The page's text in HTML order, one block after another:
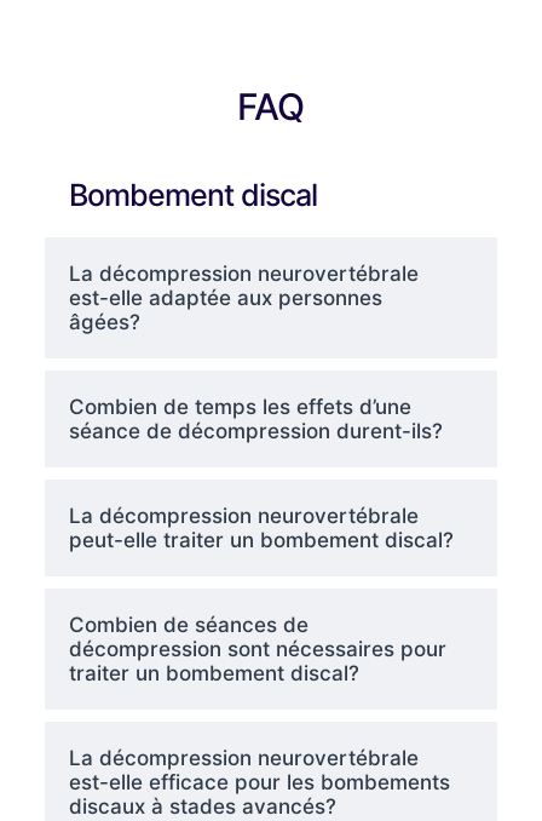
FAQ
Bombement discal
La décompression neurovertébrale
est-elle adaptée aux personnes
âgées?
Combien de temps les effets d’une
séance de décompression durent-ils?
La décompression neurovertébrale
peut-elle traiter un bombement discal?
Combien de séances de
décompression sont nécessaires pour
traiter un bombement discal?
La décompression neurovertébrale
est-elle efficace pour les bombements
discaux à stades avancés?